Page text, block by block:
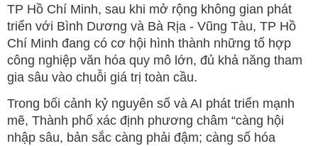
TP Hồ Chí Minh, sau khi mở rộng không gian phát
triển với Bình Dương và Bà Rịa - Vũng Tàu, TP Hồ
Chí Minh đang có cơ hội hình thành những tổ hợp
công nghiệp văn hóa quy mô lớn, đủ khả năng tham
gia sâu vào chuỗi giá trị toàn cầu.
Trong bối cảnh kỷ nguyên số và AI phát triển mạnh
mẽ, Thành phố xác định phương châm “càng hội
nhập sâu, bản sắc càng phải đậm; càng số hóa